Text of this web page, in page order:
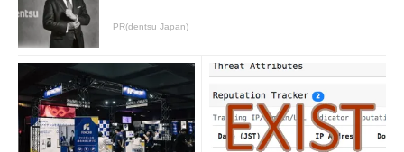
sysprepの起動画面
Windows XP／Windows Server 2003向けのsysp
repツールの起動画面。
（1）これをクリックすると、システムがシャッ
トダウンし、ミニ・セットアップの準備が完了す
る。
（2）SIDを再生成させないための設定。
PR(dentsu Japan)